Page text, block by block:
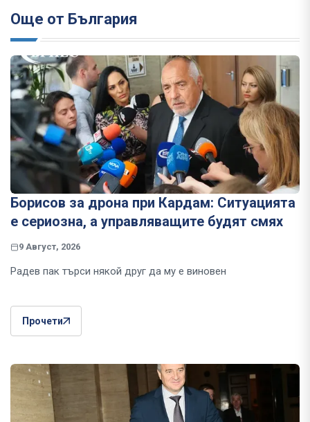
Още от България
Борисов за дрона при Кардам: Ситуацията
е сериозна, а управляващите будят смях
9 Август, 2026
Радев пак търси някой друг да му е виновен
Прочети